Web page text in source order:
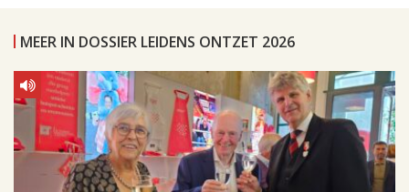
MEER IN DOSSIER LEIDENS ONTZET 2026